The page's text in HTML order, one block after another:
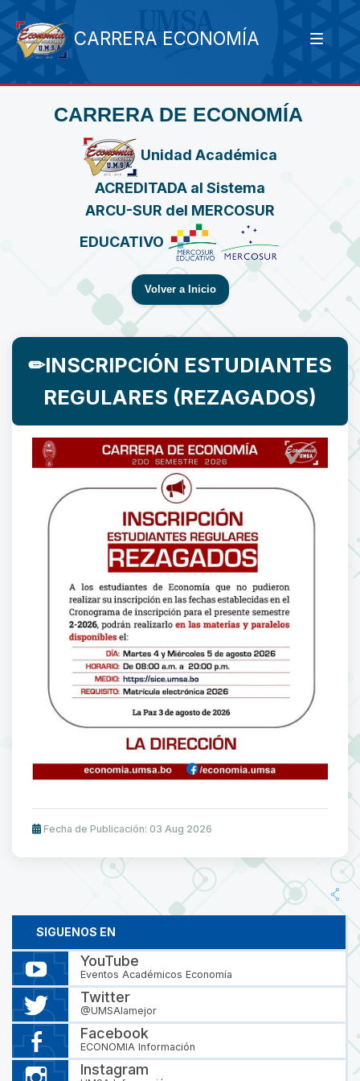
CARRERA ECONOMÍA
CARRERA DE ECONOMÍA
Unidad Académica
ACREDITADA al Sistema
ARCU-SUR del MERCOSUR
EDUCATIVO
Volver a Inicio
✏INSCRIPCIÓN ESTUDIANTES
REGULARES (REZAGADOS)
Fecha de Publicación: 03 Aug 2026
SIGUENOS EN
YouTube
Eventos Académicos Economía
Twitter
@UMSAlamejor
Facebook
ECONOMIA Información
Instagram